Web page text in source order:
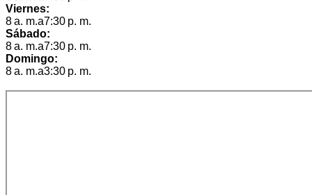
Viernes:
8 a. m.a7:30 p. m.
Sábado:
8 a. m.a7:30 p. m.
Domingo:
8 a. m.a3:30 p. m.